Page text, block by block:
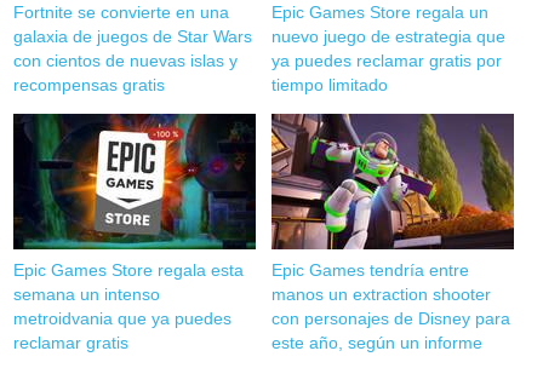
Fortnite se convierte en una
galaxia de juegos de Star Wars
con cientos de nuevas islas y
recompensas gratis
Epic Games Store regala un
nuevo juego de estrategia que
ya puedes reclamar gratis por
tiempo limitado
Epic Games Store regala esta
semana un intenso
metroidvania que ya puedes
reclamar gratis
Epic Games tendría entre
manos un extraction shooter
con personajes de Disney para
este año, según un informe